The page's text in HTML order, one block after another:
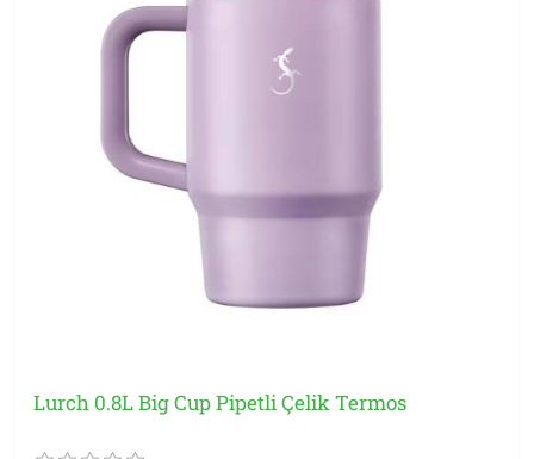
Uzayan/açılan çelik pipet — kullanım sonrası gizlenir
Çift duvar vakum yalıtımı — buz erimez, dış yüzey
terlemez
18/8 paslanmaz çelik gövde
Milkbottle design — pastel renk seçenekleri
Geniş hacim — tek dolumla uzun süre yeter
Hangi Kullanım İçin İdeal?
soğuk içecek tüketenler ve
uzun süre içime ihtiyaç duyanlariçin ideal: buzlu kahve,
içecek için Insulated Bottle veya Coffee-To-Go
Lurch 0.8L Big Cup Pipetli Çelik Termos